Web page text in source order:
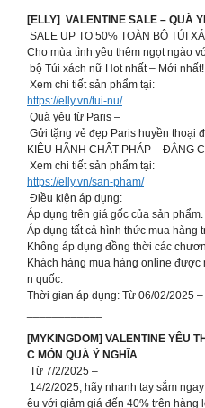
[ELLY] VALENTINE SALE – QUÀ
SALE UP TO 50% TOÀN BỘ TÚI
Cho mùa tình yêu thêm ngọt ngào
bộ Túi xách nữ Hot nhất – Mới nhất!
Xem chi tiết sản phẩm tại:
https://elly.vn/tui-nu/
Quà yêu từ Paris –
Gửi tặng vẻ đẹp Paris huyền thoại
KIÊU HÃNH CHẤT PHÁP – ĐẲNG
Xem chi tiết sản phẩm tại:
https://elly.vn/san-pham/
Điều kiện áp dụng:
️Áp dụng trên giá gốc của sản phẩm.
️Áp dụng tất cả hình thức mua hàng
️Không áp dụng đồng thời các
️Khách hàng mua hàng online
n quốc.
Thời gian áp dụng: Từ 06/02/2025
[MYKINGDOM] VALENTINE YÊU
C MÓN QUÀ Ý NGHĨA ️
Từ 7/2/2025 –
14/2/2025, hãy nhanh tay sắm
êu với giảm giá đến 40% trên hàng